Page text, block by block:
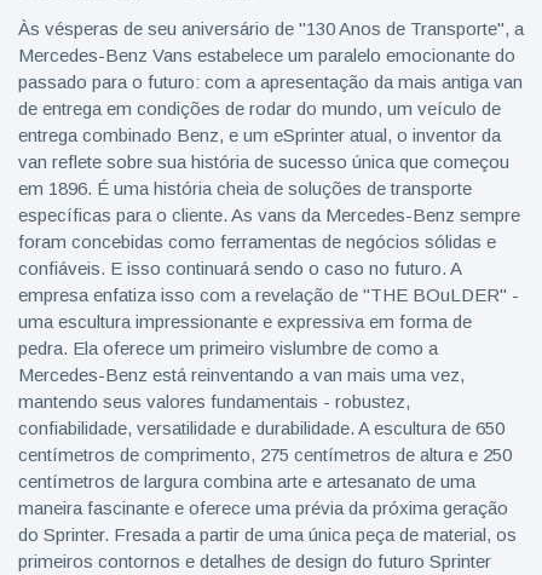
Às vésperas de seu aniversário de "130 Anos de Transporte", a
Mercedes-Benz Vans estabelece um paralelo emocionante do
passado para o futuro: com a apresentação da mais antiga van
de entrega em condições de rodar do mundo, um veículo de
entrega combinado Benz, e um eSprinter atual, o inventor da
van reflete sobre sua história de sucesso única que começou
em 1896. É uma história cheia de soluções de transporte
específicas para o cliente. As vans da Mercedes-Benz sempre
foram concebidas como ferramentas de negócios sólidas e
confiáveis. E isso continuará sendo o caso no futuro. A
empresa enfatiza isso com a revelação de "THE BOuLDER" -
uma escultura impressionante e expressiva em forma de
pedra. Ela oferece um primeiro vislumbre de como a
Mercedes-Benz está reinventando a van mais uma vez,
mantendo seus valores fundamentais - robustez,
confiabilidade, versatilidade e durabilidade. A escultura de 650
centímetros de comprimento, 275 centímetros de altura e 250
centímetros de largura combina arte e artesanato de uma
maneira fascinante e oferece uma prévia da próxima geração
do Sprinter. Fresada a partir de uma única peça de material, os
primeiros contornos e detalhes de design do futuro Sprinter